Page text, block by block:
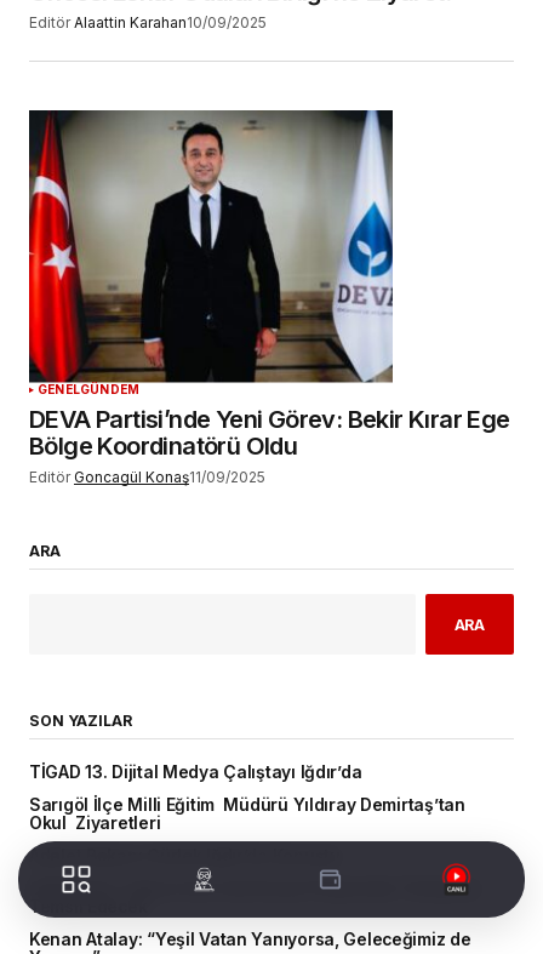
Editör Alaattin Karahan10/09/2025
GENELGÜNDEM
DEVA Partisi’nde Yeni Görev: Bekir Kırar Ege
Bölge Koordinatörü Oldu
Editör Goncagül Konaş11/09/2025
ARA
ARA
SON YAZILAR
TİGAD 13. Dijital Medya Çalıştayı Iğdır’da
Sarıgöl İlçe Milli Eğitim Müdürü Yıldıray Demirtaş’tan
Okul Ziyaretleri
Adalet Bakanı Gürlek Iğdır’da Konuştu
OEDAŞ 10,7 milyon Euro’luk Enerji Projesinde Türkiye’yi
Temsil Edecek
Kenan Atalay: “Yeşil Vatan Yanıyorsa, Geleceğimiz de